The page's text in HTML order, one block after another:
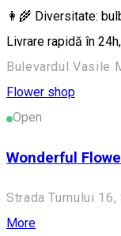
👩‍🌾 Diversitate:
Livrare rapidă în
Bulevardul Vasile
Flower shop
Open
Wonderful
Strada Turnului
More